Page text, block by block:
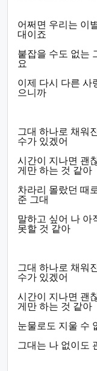
어쩌면 우리는 이
대이죠
붙잡을 수도 없는
요
이제 다시 다른 사
으니까
그대 하나로 채워
수가 있겠어
시간이 지나면 괜
게만 하는 것 같아
차라리 몰랐던 때
준 그대
말하고 싶어 나 아
못할 것 같아
그대 하나로 채워
수가 있겠어
시간이 지나면 괜
게만 하는 것 같아
눈물로도 지울 수
그대는 나 없이도